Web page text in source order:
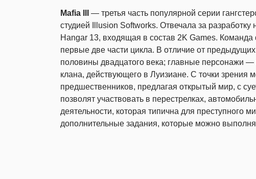
Mafia III
— третья часть популярной серии
студией Illusion Softworks. Отвечала за
Hangar 13, входящая в состав 2K Games. Команда
первые две части цикла. В отличие от
половины двадцатого века; главные персонажи —
клана, действующего в Луизиане. С точки зрения
предшественников, предлагая открытый мир, с
позволят участвовать в перестрелках,
деятельности, которая типична для преступного
дополнительные задания, которые можно